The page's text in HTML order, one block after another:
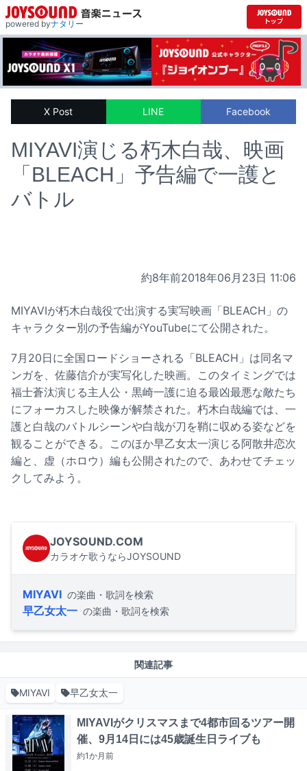
powered byナタリー
X Post LINE Facebook
MIYAVI演じる朽木白哉、映画
「BLEACH」予告編で一護と
バトル
約8年前2018年06月23日 11:06
MIYAVIが朽木白哉役で出演する実写映画「BLEACH」の
キャラクター別の予告編がYouTubeにて公開された。
7月20日に全国ロードショーされる「BLEACH」は同名マ
ンガを、佐藤信介が実写化した映画。このタイミングでは
福士蒼汰演じる主人公・黒崎一護に迫る最凶最悪な敵たち
にフォーカスした映像が解禁された。朽木白哉編では、一
護と白哉のバトルシーンや白哉が刀を鞘に収める姿などを
観ることができる。このほか早乙女太一演じる阿散井恋次
編と、虚（ホロウ）編も公開されたので、あわせてチェッ
クしてみよう。
JOYSOUND.COM
カラオケ歌うならJOYSOUND
MIYAVI の楽曲・歌詞を検索
早乙女太一 の楽曲・歌詞を検索
関連記事
MIYAVI 早乙女太一
MIYAVIがクリスマスまで4都市回るツアー開
催、9月14日には45歳誕生日ライブも
約1か月前